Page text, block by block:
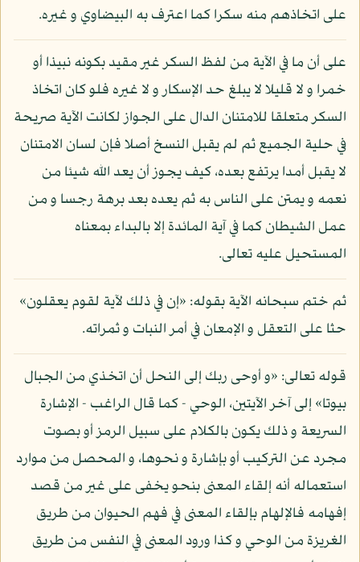
على اتخاذهم منه سكرا كما اعترف به البيضاوي و غيره.
على أن ما في الآية من لفظ السكر غير مقيد بكونه نبيذا أو
خمرا و لا قليلا لا يبلغ حد الإسكار و لا غيره فلو كان اتخاذ
السكر متعلقا للامتنان الدال على الجواز لكانت الآية صريحة
في حلية الجميع ثم لم يقبل النسخ أصلا فإن لسان الامتنان
لا يقبل أمدا يرتفع بعده، كيف يجوز أن يعد الله شيئا من
نعمه و يمتن على الناس به ثم يعده بعد برهة رجسا و من
عمل الشيطان كما في آية المائدة إلا بالبداء بمعناه
المستحيل عليه تعالى.
ثم ختم سبحانه الآية بقوله: «إن في ذلك لآية لقوم يعقلون»
حثا على التعقل و الإمعان في أمر النبات و ثمراته.
قوله تعالى: «و أوحى ربك إلى النحل أن اتخذي من الجبال
بيوتا» إلى آخر الآيتين، الوحي - كما قال الراغب - الإشارة
السريعة و ذلك يكون بالكلام على سبيل الرمز أو بصوت
مجرد عن التركيب أو بإشارة و نحوها، و المحصل من موارد
استعماله أنه إلقاء المعنى بنحو يخفى على غير من قصد
إفهامه فالإلهام بإلقاء المعنى في فهم الحيوان من طريق
الغريزة من الوحي و كذا ورود المعنى في النفس من طريق